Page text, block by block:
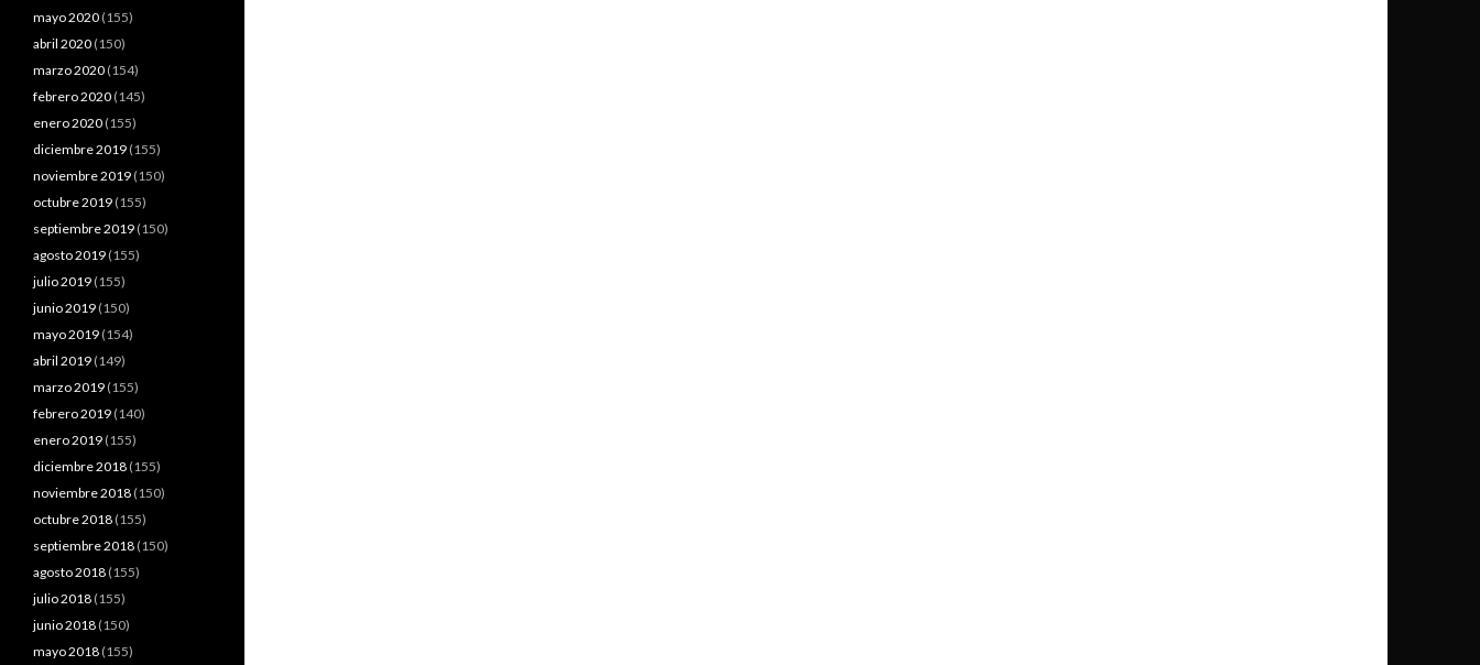
mayo 2020 (155)
abril 2020 (150)
marzo 2020 (154)
febrero 2020 (145)
enero 2020 (155)
diciembre 2019 (155)
noviembre 2019 (150)
octubre 2019 (155)
septiembre 2019 (150)
agosto 2019 (155)
julio 2019 (155)
junio 2019 (150)
mayo 2019 (154)
abril 2019 (149)
marzo 2019 (155)
febrero 2019 (140)
enero 2019 (155)
diciembre 2018 (155)
noviembre 2018 (150)
octubre 2018 (155)
septiembre 2018 (150)
agosto 2018 (155)
julio 2018 (155)
junio 2018 (150)
mayo 2018 (155)